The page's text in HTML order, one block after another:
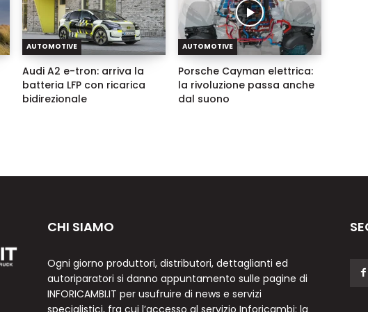
AUTOMOTIVE
Audi A2 e-tron: arriva la
batteria LFP con ricarica
bidirezionale
AUTOMOTIVE
Porsche Cayman elettrica:
la rivoluzione passa anche
dal suono
CHI SIAMO
Ogni giorno produttori, distributori, dettaglianti ed
autoriparatori si danno appuntamento sulle pagine di
INFORICAMBI.IT per usufruire di news e servizi